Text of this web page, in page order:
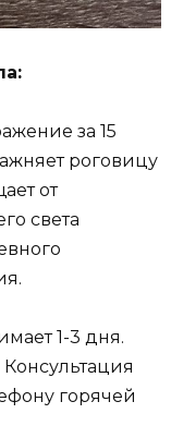
за 15
роговицу
от
света
1-3 дня.
горячей